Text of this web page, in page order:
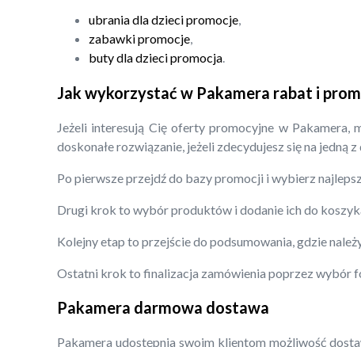
ubrania dla dzieci promocje,
zabawki promocje,
buty dla dzieci promocja.
Jak wykorzystać w Pakamera rabat i
Jeżeli interesują Cię oferty promocyjne w
doskonałe rozwiązanie, jeżeli zdecydujesz się na
Po pierwsze przejdź do bazy promocji i wybierz
Drugi krok to wybór produktów i dodanie ich do
Kolejny etap to przejście do podsumowania, gdzie
Ostatni krok to finalizacja zamówienia poprzez wybór
Pakamera darmowa dostawa
Pakamera udostępnia swoim klientom możliwość